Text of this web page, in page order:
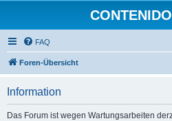
FAQ
Foren-Übersicht
Information
Das Forum ist wegen Wartungsarbeiten